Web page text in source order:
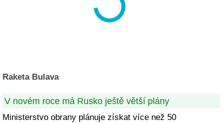
Raketa Bulava
V novém roce má Rusko ještě větší plány
Ministerstvo obrany plánuje získat více než 50